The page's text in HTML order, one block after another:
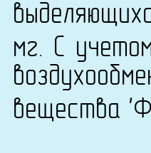
мг. С
вещества